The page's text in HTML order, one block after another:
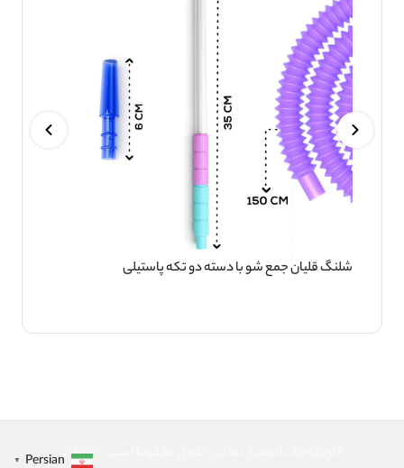
شلنگ قلیان جمع شو با دسته دو تکه پاستیلی
کارخانه‌جات الجمیرا، تمامی حقوق محفوظ است. ©2023 Persian
▼